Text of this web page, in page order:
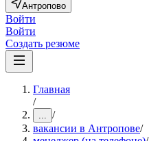
Антропово
Войти
Войти
Создать резюме
Главная
/
... /
вакансии в Антропове/